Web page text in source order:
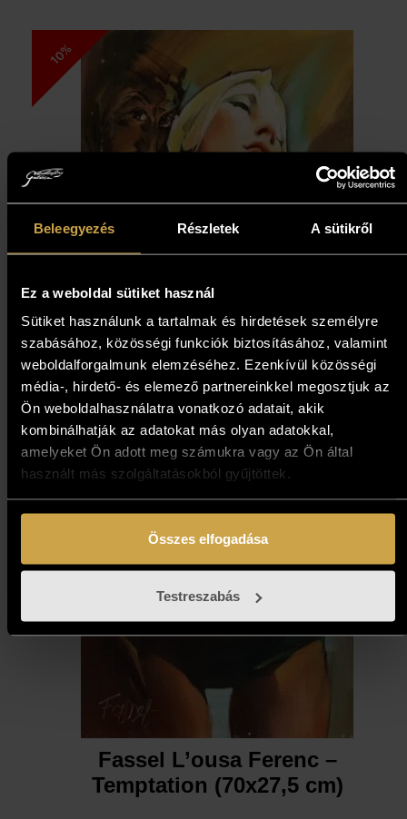
Beleegyezés Részletek A sütikről
Ez a weboldal sütiket használ
Sütiket használunk a tartalmak és hirdetések személyre
szabásához, közösségi funkciók biztosításához, valamint
weboldalforgalmunk elemzéséhez. Ezenkívül közösségi
média-, hirdető- és elemező partnereinkkel megosztjuk az
Ön weboldalhasználatra vonatkozó adatait, akik
kombinálhatják az adatokat más olyan adatokkal,
amelyeket Ön adott meg számukra vagy az Ön által
használt más szolgáltatásokból gyűjtöttek.
Összes elfogadása
Testreszabás
10%
Fassel L’ousa Ferenc –
Temptation (70x27,5 cm)